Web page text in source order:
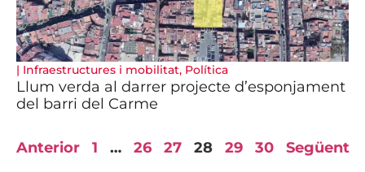
| Infraestructures i mobilitat, Política
Llum verda al darrer projecte d’esponjament
del barri del Carme
Anterior 1 … 26 27 28 29 30 Següent